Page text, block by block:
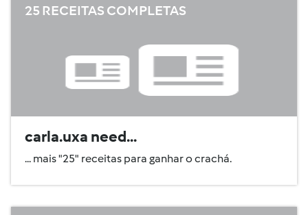
25 RECEITAS COMPLETAS
carla.uxa need...
... mais "25" receitas para ganhar o crachá.